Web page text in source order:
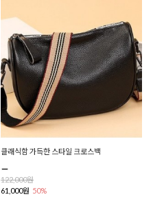
클래식함 가득한 스타일 크로스백
122,000원
61,000원 50%